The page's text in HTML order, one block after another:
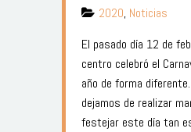
2020, Noticias
El pasado día 12 de
centro celebró el
año de forma
dejamos de realizar
festejar este día tan